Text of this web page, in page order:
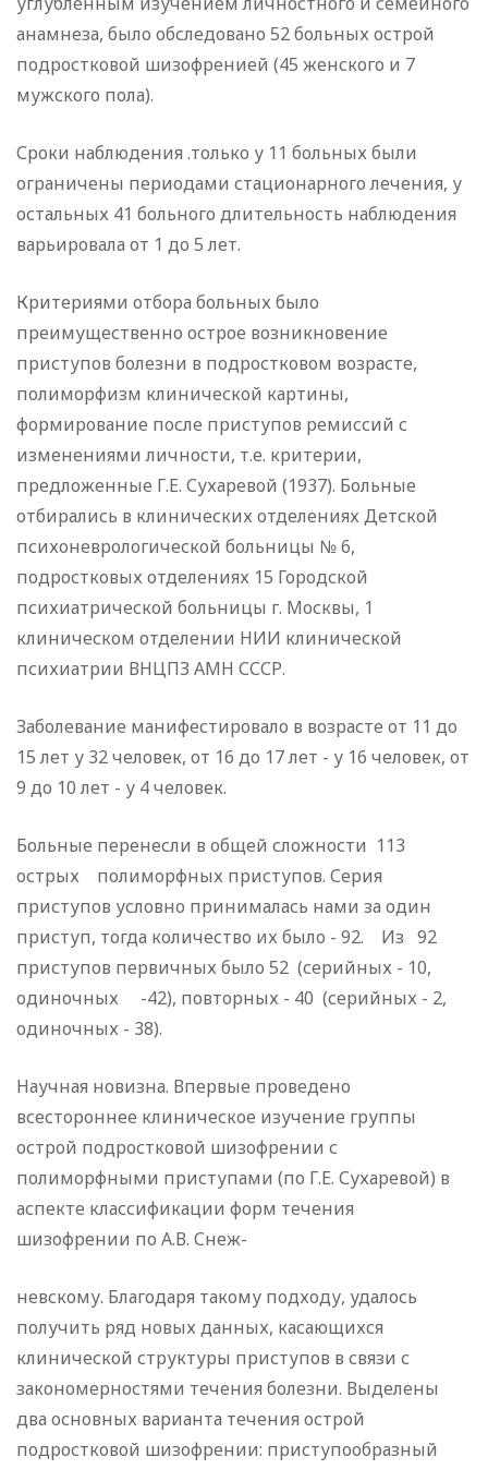
анамнеза, было обследовано 52 больных острой
подростковой шизофренией (45 женского и 7
мужского пола).
Сроки наблюдения .только у 11 больных были
ограничены периодами стационарного лечения, у
остальных 41 больного длительность наблюдения
варьировала от 1 до 5 лет.
Критериями отбора больных было
преимущественно ост­рое возникновение
приступов болезни в подростковом воз­расте,
полиморфизм клинической картины,
формирование пос­ле приступов ремиссий с
изменениями личности, т.е. крите­рии,
предложенные Г.Е. Сухаревой (1937). Больные
отбира­лись в клинических отделениях Детской
психоневрологичес­кой больницы № 6,
подростковых отделениях 15 Городской
психиатрической больницы г. Москвы, 1
клиническом отделе­нии НИИ клинической
психиатрии ВНЦПЗ АМН СССР.
Заболевание манифестировало в возрасте от 11 до
15 лет у 32 человек, от 16 до 17 лет - у 16 человек, от
9 до 10 лет - у 4 человек.
Больные перенесли в общей сложности 113
острых поли­морфных приступов. Серия
приступов условно принималась на­ми за один
приступ, тогда количество их было - 92. Из 92
приступов первичных было 52 (серийных - 10,
одиночных -42), повторных - 40 (серийных - 2,
одиночных - 38).
Научная новизна. Впервые проведено
всестороннее клиническое изучение группы
острой подростковой шизофре­нии с
полиморфными приступами (по Г.Е. Сухаревой) в
ас­пекте классификации форм течения
шизофрении по А.В. Снеж-
невскому. Благодаря такому подходу, удалось
получить ряд новых данных, касающихся
клинической структуры приступов в связи с
закономерностями течения болезни. Выделены
два основных варианта течения острой
подростковой шизофрении: приступообразный